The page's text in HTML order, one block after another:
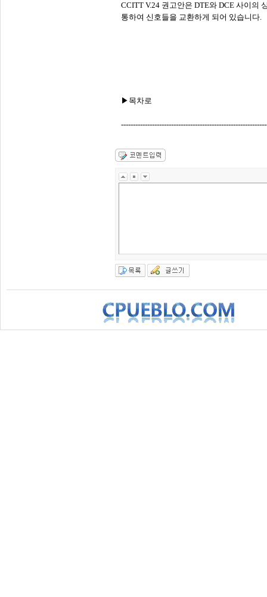
CCITT V.24 권고안은 DTE와 DCE 사이의
통하여 신호들을 교환하게 되어 있습니다.
▶목차로